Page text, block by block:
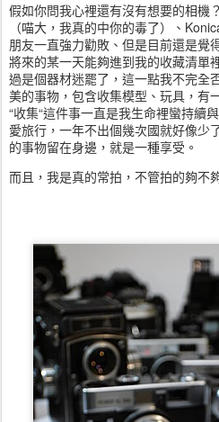
假如你問我心裡還有沒有想要的相機
（喵大，我真的中你的毒了）、
朋友一直強力勸敗、但是目前還是覺
將來的某一天能夠進到我的收藏清單
過是個器材迷罷了，這一點我不完全
美的事物，包含收集模型、玩具，有
“收集“這件事一直是我生命裡蠻持續
愛旅行，一年不出個幾次國就好像少
的事物留在身邊，就是一種享受。
而且，我是真的常拍，不管拍的夠不